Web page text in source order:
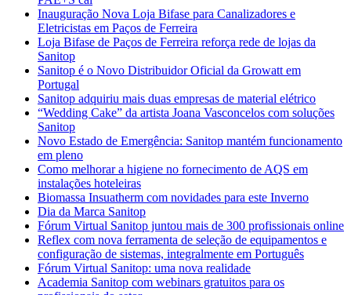
Inauguração Nova Loja Bifase para Canalizadores e
Eletricistas em Paços de Ferreira
Loja Bifase de Paços de Ferreira reforça rede de lojas da
Sanitop
Sanitop é o Novo Distribuidor Oficial da Growatt em
Portugal
Sanitop adquiriu mais duas empresas de material elétrico
“Wedding Cake” da artista Joana Vasconcelos com soluções
Sanitop
Novo Estado de Emergência: Sanitop mantém funcionamento
em pleno
Como melhorar a higiene no fornecimento de AQS em
instalações hoteleiras
Biomassa Insuatherm com novidades para este Inverno
Dia da Marca Sanitop
Fórum Virtual Sanitop juntou mais de 300 profissionais online
Reflex com nova ferramenta de seleção de equipamentos e
configuração de sistemas, integralmente em Português
Fórum Virtual Sanitop: uma nova realidade
Academia Sanitop com webinars gratuitos para os